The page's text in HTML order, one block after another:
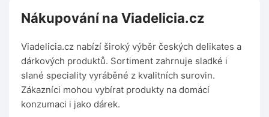
Nákupování na Viadelicia.cz
Viadelicia.cz nabízí široký výběr českých delikates a
dárkových produktů. Sortiment zahrnuje sladké i
slané speciality vyráběné z kvalitních surovin.
Zákazníci mohou vybírat produkty na domácí
konzumaci i jako dárek.